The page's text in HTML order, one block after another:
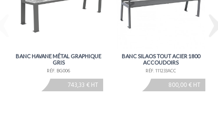
BANC HAVANE MÉTAL GRAPHIQUE
GRIS
RÉF. BG006
743,33 € HT
BANC SILAOS TOUT ACIER 1800
ACCOUDOIRS
RÉF. 111233ACC
800,00 € HT